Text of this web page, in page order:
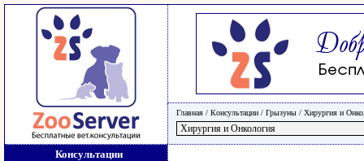
Главная / Консультации / Грызуны / Хирургия и
Консультации